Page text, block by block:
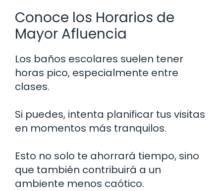
Conoce los Horarios de
Mayor Afluencia
Los baños escolares suelen tener
horas pico, especialmente entre
clases.
Si puedes, intenta planificar tus visitas
en momentos más tranquilos.
Esto no solo te ahorrará tiempo, sino
que también contribuirá a un
ambiente menos caótico.